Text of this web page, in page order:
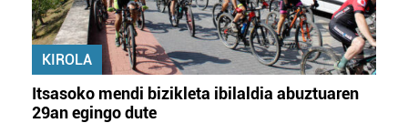
KIROLA
Itsasoko mendi bizikleta ibilaldia abuztuaren
29an egingo dute